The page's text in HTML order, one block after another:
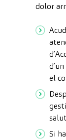
dolor
el
Si